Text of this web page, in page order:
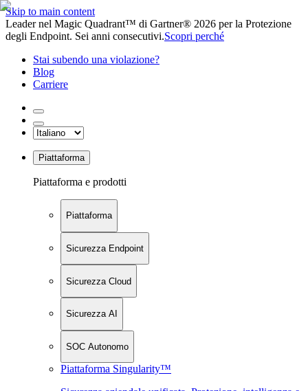
Skip to main content
Leader nel Magic Quadrant™ di Gartner® 2026 per la Protezione
degli Endpoint. Sei anni consecutivi.Scopri perché
Stai subendo una violazione?
Blog
Carriere
Piattaforma
Piattaforma e prodotti
Piattaforma
Sicurezza Endpoint
Sicurezza Cloud
Sicurezza AI
SOC Autonomo
Piattaforma Singularity™